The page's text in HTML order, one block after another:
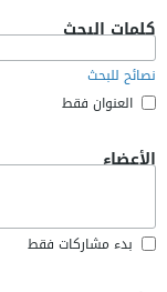
كلمات البحث
نصائح للبحث
العنوان فقط
الأعضاء
بدء مشاركات فقط